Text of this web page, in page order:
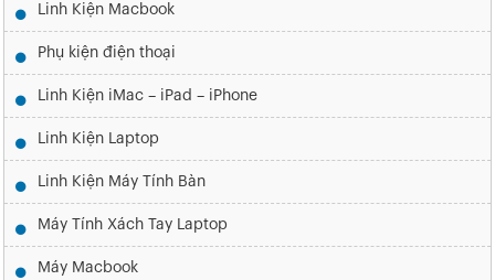
Linh Kiện Macbook
Phụ kiện điện thoại
Linh Kiện iMac – iPad – iPhone
Linh Kiện Laptop
Linh Kiện Máy Tính Bàn
Máy Tính Xách Tay Laptop
Máy Macbook